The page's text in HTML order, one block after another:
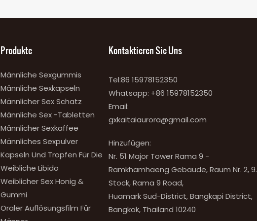
Produkte
Männliche Sexgummis
Männliche Sexkapseln
Männlicher Sex Schatz
Männliche Sex -Tabletten
Männlicher Sexkaffee
Männliches Sexpulver
Kapseln Und Tropfen Für Die
Weibliche Libido
Weiblicher Sex Honig &
Gummi
Oraler Auflösungsfilm Für
Kontaktieren Sie Uns
Tel:86 15978152350
Whatsapp: +86 15978152350
Email:
gxkaitaiaurora@gmail.com
Hinzufügen:
Nr. 51 Major Tower Rama 9 -
Ramkhamhaeng Gebäude, Raum Nr. 2, 9.
Stock, Rama 9 Road,
Huamark Sud-District, Bangkapi District,
Bangkok, Thailand 10240